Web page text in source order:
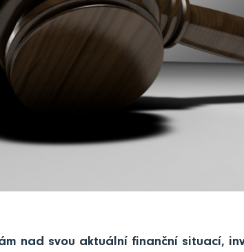
nad svou aktuální finanční situací,